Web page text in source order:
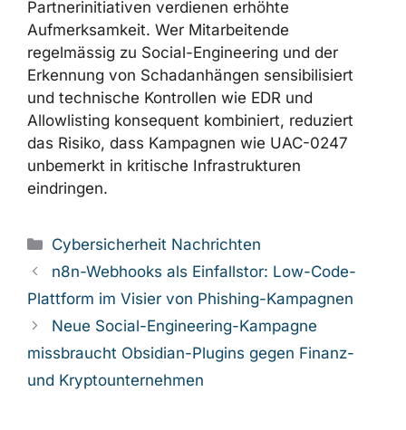
kurzfristig prüfen und anpassen. Insbesondere
Phishing-Mails mit Bezug zu „humanitaerer
Hilfe“ oder scheinbar offiziellen
Partnerinitiativen verdienen erhöhte
Aufmerksamkeit. Wer Mitarbeitende
regelmässig zu Social-Engineering und der
Erkennung von Schadanhängen sensibilisiert
und technische Kontrollen wie EDR und
Allowlisting konsequent kombiniert, reduziert
unbemerkt in kritische Infrastrukturen
eindringen.
Kategorien
Cybersicherheit Nachrichten
n8n-Webhooks als Einfallstor: Low-Code-
Plattform im Visier von Phishing-Kampagnen